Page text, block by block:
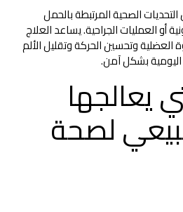
الصحية المرتبطة بالحمل
العمليات الجراحية. يساعد العلاج
وتحسين الحركة وتقليل الألم
بشكل آمن.
يعالجها
لصحة